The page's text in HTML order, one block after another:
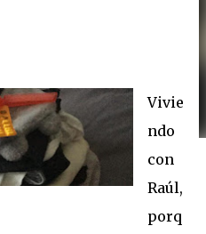
Vivie
ndo
con
Raúl,
porq